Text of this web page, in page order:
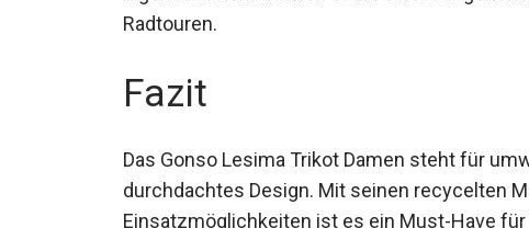
Eigenschaften machen es zu einer
Fazit
Das Gonso Lesima Trikot Damen steht für
durchdachtes Design. Mit seinen recycelten